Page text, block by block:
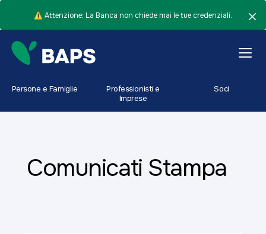
⚠️ Attenzione: La Banca non chiede mai le tue credenziali.
Persone e Famiglie
Professionisti e
Imprese
Soci
Comunicati Stampa